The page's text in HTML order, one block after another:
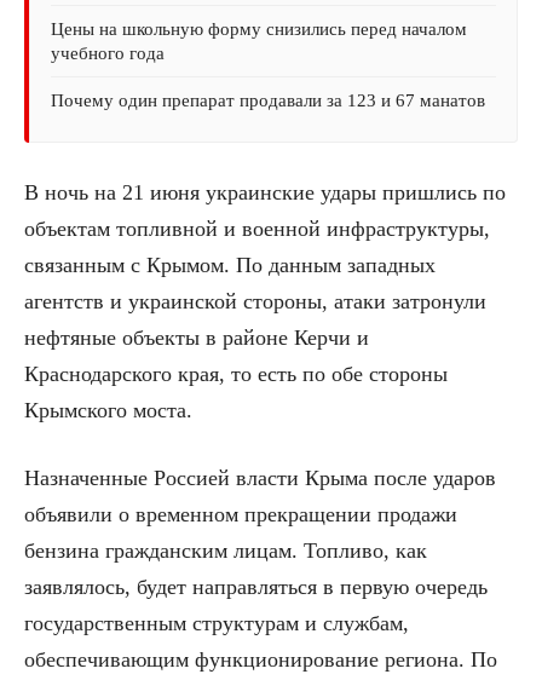
Цены на школьную форму снизились перед началом
учебного года
Почему один препарат продавали за 123 и 67 манатов
В ночь на 21 июня украинские удары пришлись по
объектам топливной и военной инфраструктуры,
связанным с Крымом. По данным западных
агентств и украинской стороны, атаки затронули
нефтяные объекты в районе Керчи и
Краснодарского края, то есть по обе стороны
Крымского моста.
Назначенные Россией власти Крыма после ударов
объявили о временном прекращении продажи
бензина гражданским лицам. Топливо, как
заявлялось, будет направляться в первую очередь
государственным структурам и службам,
обеспечивающим функционирование региона. По